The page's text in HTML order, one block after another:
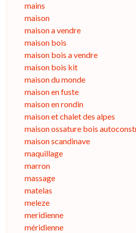
mains
maison
maison a vendre
maison bois
maison bois a vendre
maison bois kit
maison du monde
maison en fuste
maison en rondin
maison et chalet des alpes
maison ossature bois
maison scandinave
maquillage
marron
massage
matelas
meleze
meridienne
méridienne